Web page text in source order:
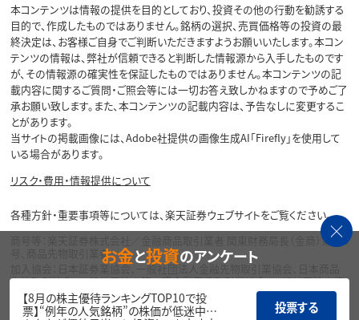
本コンテンツは情報の提供を目的としており、投資その他の行動を勧誘する
目的で、作成したものではありません。銘柄の選択、売買価格等の投資の最
終決定は、お客様ご自身でご判断いただきますようお願いいたします。本コン
テンツの情報は、弊社が信頼できると判断した情報源から入手したものです
が、その情報源の確実性を保証したものではありません。本コンテンツの記
載内容に関するご質問・ご照会等には一切お答え致しかねますので予めご了
承お願い致します。また、本コンテンツの記載内容は、予告なしに変更するこ
とがあります。
当サイトの掲載画像には、Adobe社提供の画像生成AI「Firefly」を使用して
いる場合があります。
リスク・費用・情報提供について
各種方針・重要事項等については、楽天証券ウェブサイトをご覧ください。
商号等：楽天証券株式会社／金融商品取引業者 関東財務局長（金商）第195
号、商品先物取引業者
加入協会：日本証券業協会、一般社団法人金融先物取引業協会、日本商品
先物取引協会、一般社団法人第二種金融商品取引業協会、一般社団法人資
産運用業協会
お金と投資のアンケート
【8月の株主優待ランキングTOP10で投
票】“例年の人気銘柄”の株価が低迷中…
投票する